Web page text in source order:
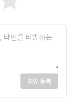
리뷰 등록